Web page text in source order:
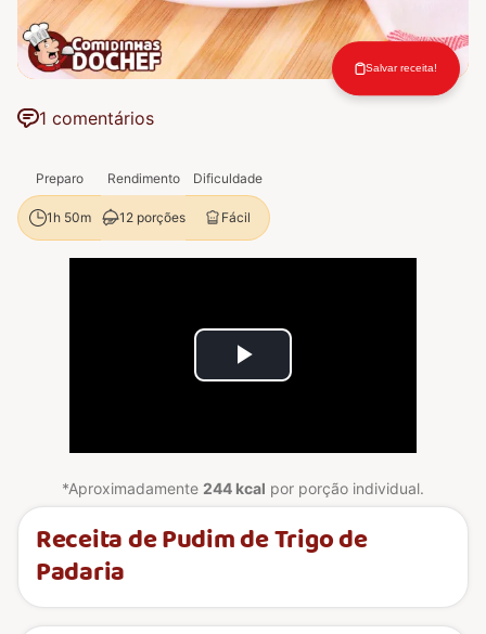
1 comentários
Salvar receita!
Preparo Rendimento Dificuldade
1h 50m 12 porções Fácil
Play
*Aproximadamente 244 kcal por porção individual.
Receita de Pudim de Trigo de
Padaria